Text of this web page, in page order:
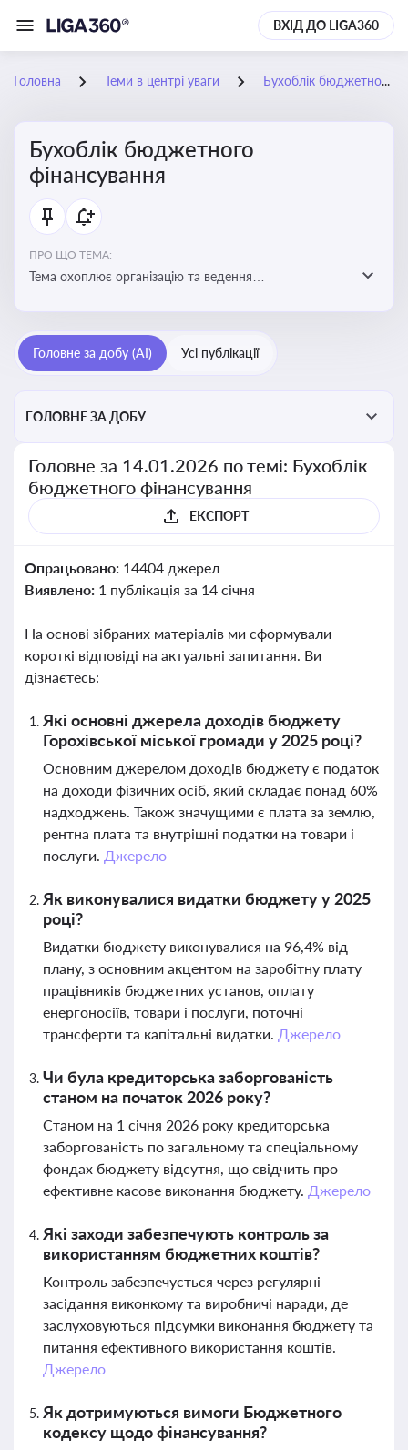
ВХІД ДО LIGA360
Головна Теми в центрі уваги Бухоблік бюджетного фінансування
Бухоблік бюджетного
фінансування
ПРО ЩО ТЕМА:
Тема охоплює організацію та ведення
Головне за добу (AI) Усі публікації
ГОЛОВНЕ ЗА ДОБУ
Головне за 14.01.2026 по темі: Бухоблік
бюджетного фінансування
ЕКСПОРТ
Опрацьовано: 14404 джерел
Виявлено: 1 публікація за 14 січня
На основі зібраних матеріалів ми сформували
короткі відповіді на актуальні запитання. Ви
дізнаєтесь:
Які основні джерела доходів бюджету
Горохівської міської громади у 2025 році?
Основним джерелом доходів бюджету є податок
на доходи фізичних осіб, який складає понад 60%
надходжень. Також значущими є плата за землю,
рентна плата та внутрішні податки на товари і
послуги. Джерело
Як виконувалися видатки бюджету у 2025
році?
Видатки бюджету виконувалися на 96,4% від
плану, з основним акцентом на заробітну плату
працівників бюджетних установ, оплату
енергоносіїв, товари і послуги, поточні
трансферти та капітальні видатки. Джерело
Чи була кредиторська заборгованість
станом на початок 2026 року?
Станом на 1 січня 2026 року кредиторська
заборгованість по загальному та спеціальному
фондах бюджету відсутня, що свідчить про
ефективне касове виконання бюджету. Джерело
Які заходи забезпечують контроль за
використанням бюджетних коштів?
Контроль забезпечується через регулярні
засідання виконкому та виробничі наради, де
заслуховуються підсумки виконання бюджету та
питання ефективного використання коштів.
Джерело
Як дотримуються вимоги Бюджетного
кодексу щодо фінансування?